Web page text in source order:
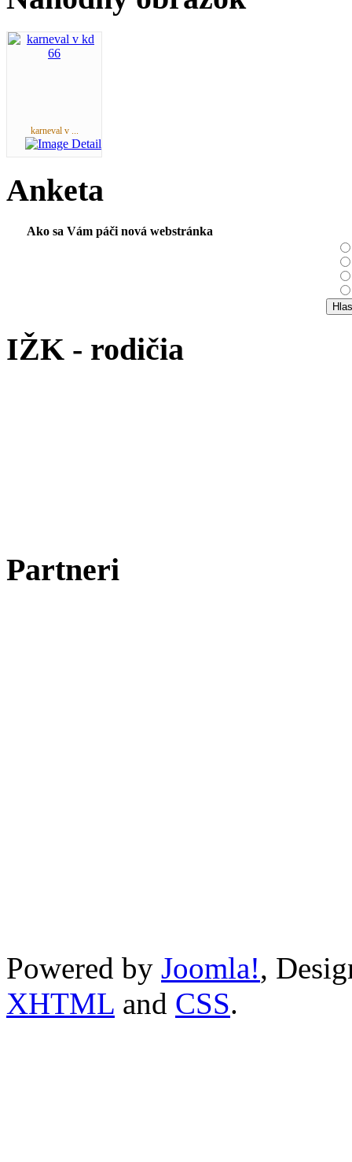
karneval v ...
Anketa
Ako sa Vám páči nová webstránka
IŽK - rodičia
Partneri
Powered by Joomla!,
XHTML and CSS.